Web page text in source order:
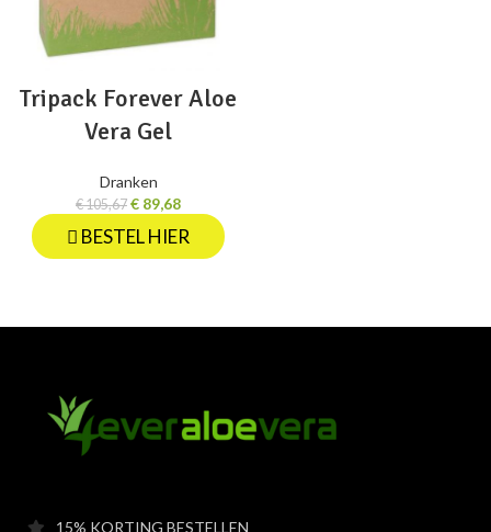
Tripack Forever Aloe
Vera Gel
Dranken
€105,67 € 89,68
BESTEL HIER
15% KORTING BESTELLEN